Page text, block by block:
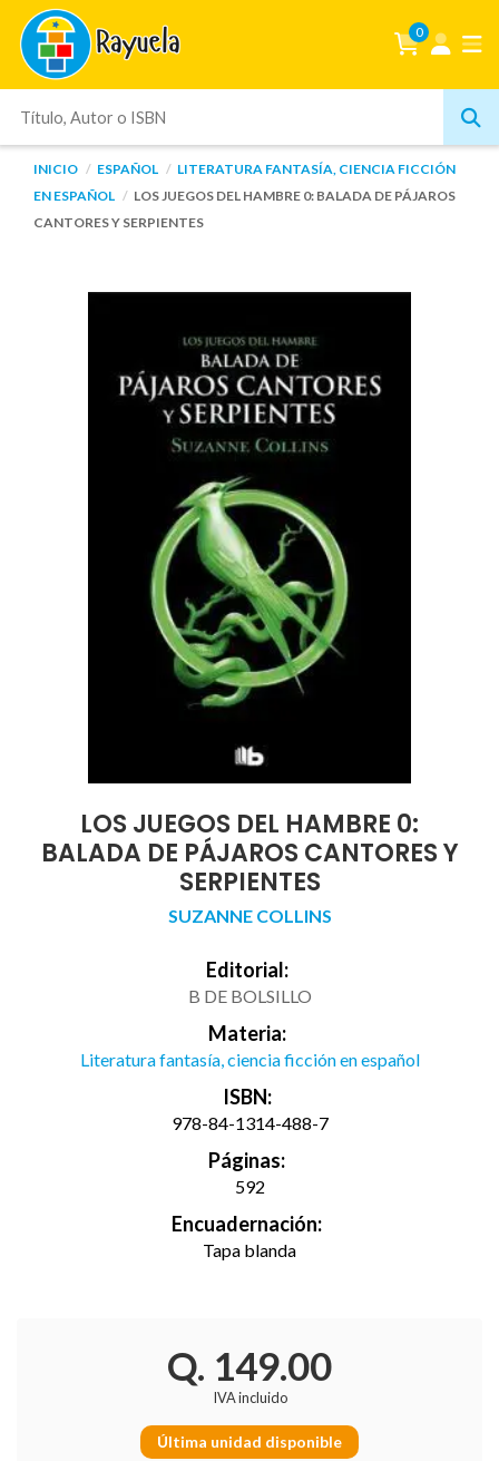
0
INICIO ESPAÑOL
LITERATURA FANTASÍA, CIENCIA FICCIÓN
EN ESPAÑOL
LOS JUEGOS DEL HAMBRE 0: BALADA DE PÁJAROS
CANTORES Y SERPIENTES
LOS JUEGOS DEL HAMBRE 0:
BALADA DE PÁJAROS CANTORES Y
SERPIENTES
SUZANNE COLLINS
Editorial:
B DE BOLSILLO
Materia:
Literatura fantasía, ciencia ficción en español
ISBN:
978-84-1314-488-7
Páginas:
592
Encuadernación:
Tapa blanda
Q. 149.00
IVA incluido
Última unidad disponible